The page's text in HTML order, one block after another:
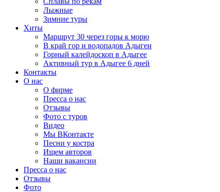
Лыжные
Зимние туры
Хиты
Маршрут 30 через горы к морю
В край гор и водопадов Адыгеи
Горный калейдоскоп в Адыгее
Активный тур в Адыгее 6 дней
Контакты
О нас
О фирме
Пресса о нас
Отзывы
Фото с туров
Видео
Мы ВКонтакте
Песни у костра
Ищем авторов
Наши вакансии
Пресса о нас
Отзывы
Фото